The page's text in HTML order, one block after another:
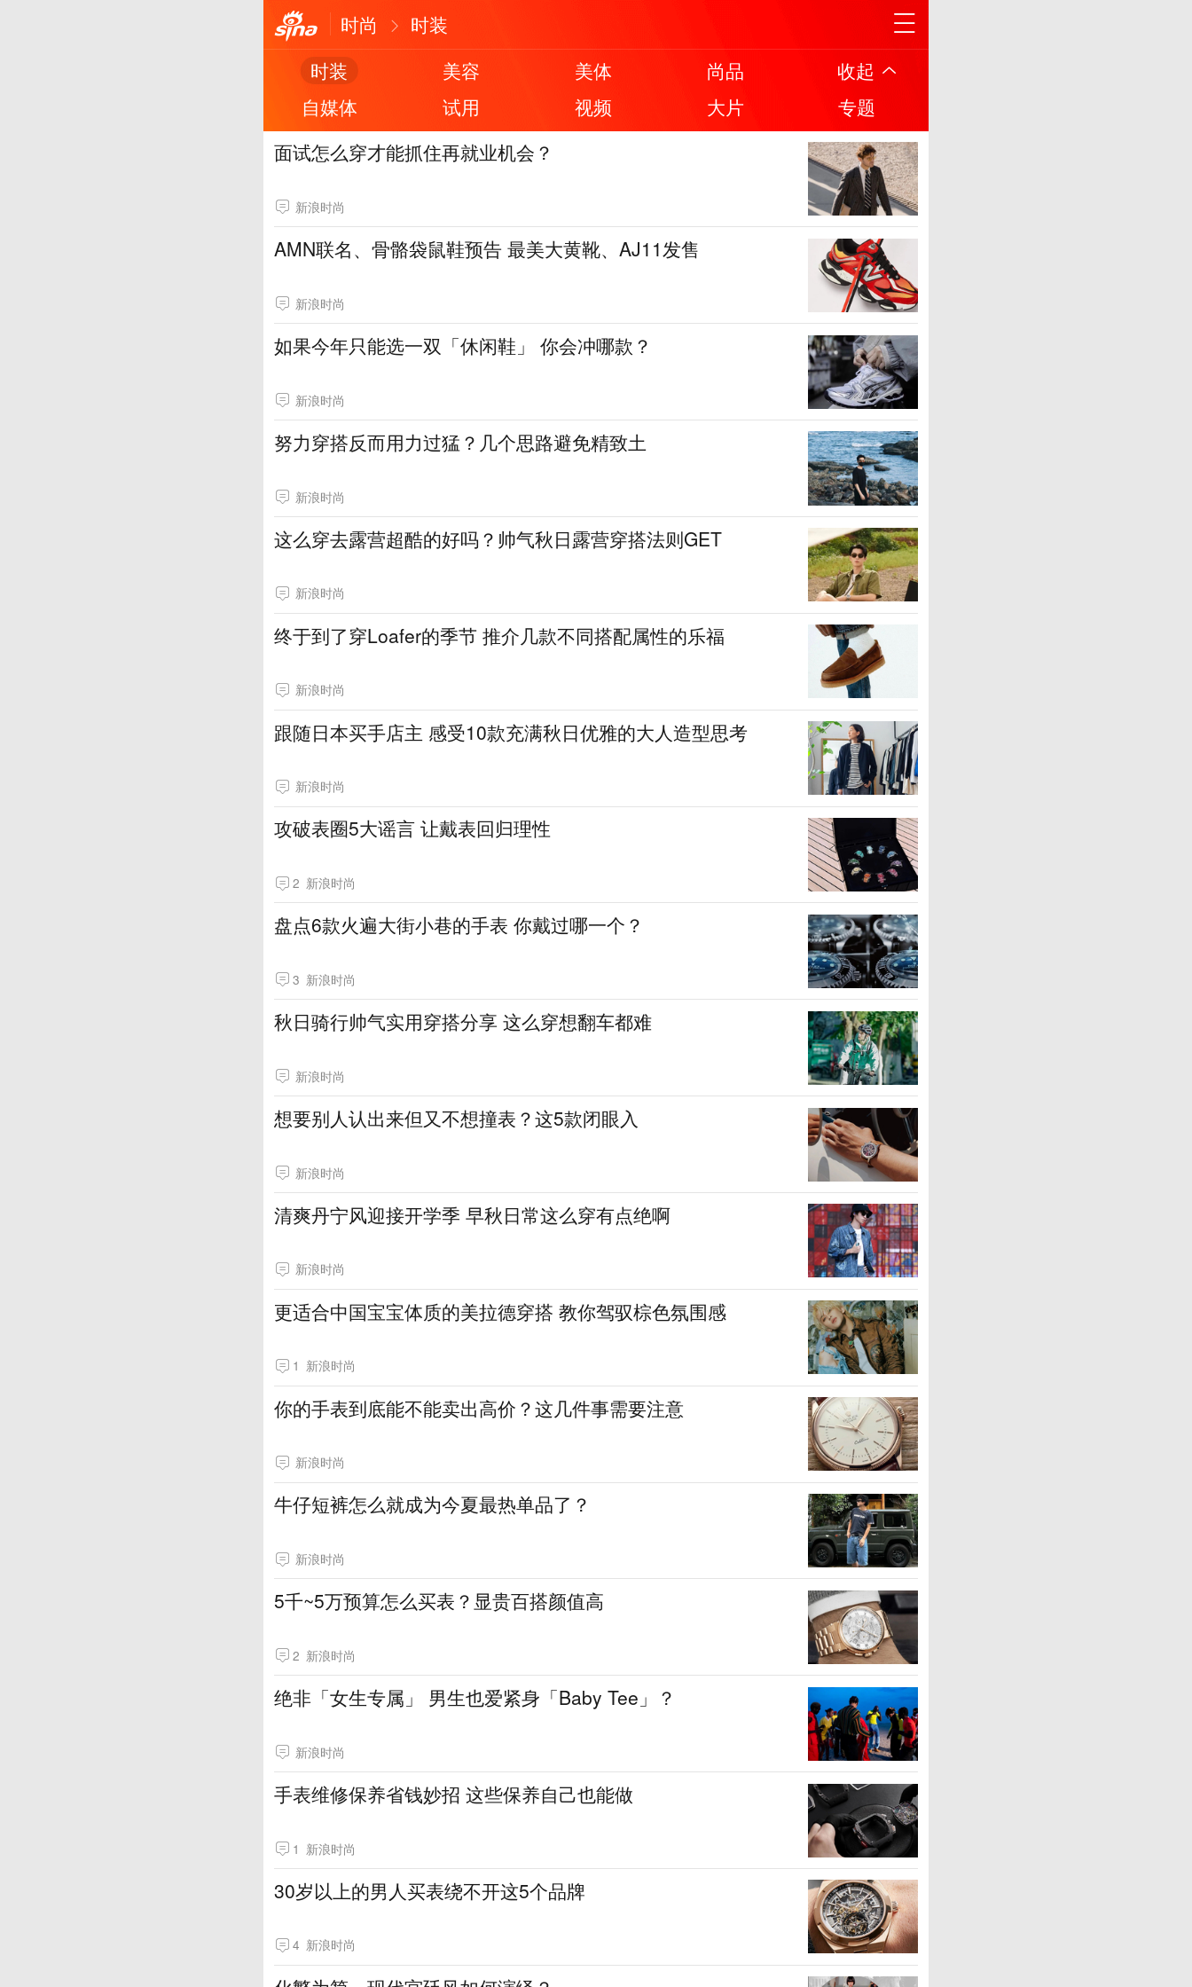
时尚
时装
时装
美容 美体 尚品
收起
自媒体
试用 视频 大片
专题
面试怎么穿才能抓住再就业机会？
新浪时尚
AMN联名、骨骼袋鼠鞋预告 最美大黄靴、AJ11发售
新浪时尚
如果今年只能选一双「休闲鞋」 你会冲哪款？
新浪时尚
努力穿搭反而用力过猛？几个思路避免精致土
新浪时尚
这么穿去露营超酷的好吗？帅气秋日露营穿搭法则GET
新浪时尚
终于到了穿Loafer的季节 推介几款不同搭配属性的乐福
新浪时尚
跟随日本买手店主 感受10款充满秋日优雅的大人造型思考
新浪时尚
攻破表圈5大谣言 让戴表回归理性
2 新浪时尚
盘点6款火遍大街小巷的手表 你戴过哪一个？
3 新浪时尚
秋日骑行帅气实用穿搭分享 这么穿想翻车都难
新浪时尚
想要别人认出来但又不想撞表？这5款闭眼入
新浪时尚
清爽丹宁风迎接开学季 早秋日常这么穿有点绝啊
新浪时尚
更适合中国宝宝体质的美拉德穿搭 教你驾驭棕色氛围感
1 新浪时尚
你的手表到底能不能卖出高价？这几件事需要注意
新浪时尚
牛仔短裤怎么就成为今夏最热单品了？
新浪时尚
5千~5万预算怎么买表？显贵百搭颜值高
2 新浪时尚
绝非「女生专属」 男生也爱紧身「Baby Tee」？
新浪时尚
手表维修保养省钱妙招 这些保养自己也能做
1 新浪时尚
30岁以上的男人买表绕不开这5个品牌
4 新浪时尚